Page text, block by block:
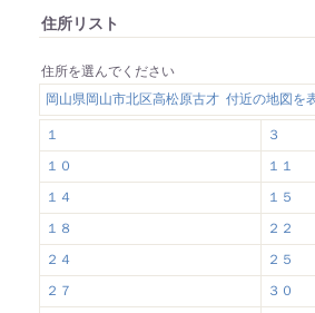
住所リスト
住所を選んでください
岡山県岡山市北区高松原古才 付近の地図を
１
３
１０
１１
１４
１５
１８
２２
２４
２５
２７
３０